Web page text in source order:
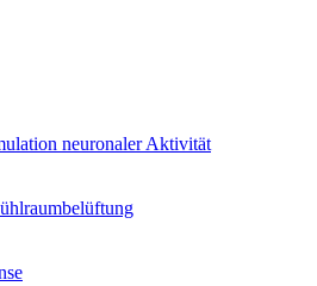
neuronaler Aktivität